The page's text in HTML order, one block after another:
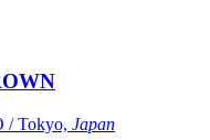
/ Tokyo, Japan